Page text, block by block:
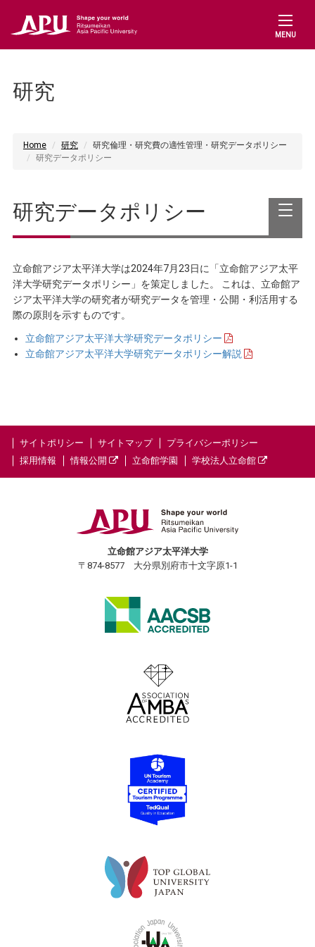
MENU
研究
Home 研究
研究倫理・研究費の適性管理・研究データポリシー
研究データポリシー
研究データポリシー
立命館アジア太平洋大学は2024年7月23日に「立命館アジア太平
洋大学研究データポリシー」を策定しました。 これは、立命館ア
ジア太平洋大学の研究者が研究データを管理・公開・利活用する
際の原則を示すものです。
立命館アジア太平洋大学研究データポリシー
立命館アジア太平洋大学研究データポリシー解説
サイトポリシー サイトマップ
プライバシーポリシー
採用情報
情報公開 立命館学園 学校法人立命館
立命館アジア太平洋大学
〒874-8577 大分県別府市十文字原1-1